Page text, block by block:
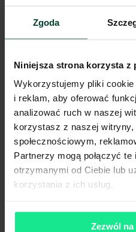
Zgoda
Niniejsza strona korzysta z
Wykorzystujemy pliki
i reklam, aby oferować
analizować ruch w naszej
korzystasz z naszej witryny,
społecznościowym,
Partnerzy mogą połączyć
otrzymanymi od Ciebie lub
korzystania z ich usług.
Zezwól
Wyposażona kuchnia
Drukarka
Komunikacja
Stacja metra
Stacja kolejowa
Przystanek tramwajowy
Przystanek autobusowy